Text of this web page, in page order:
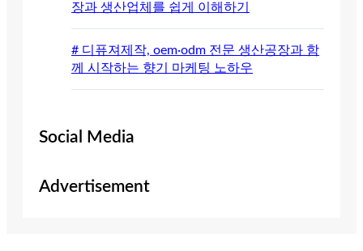
장과 생산업체를 쉽게 이해하기
# 디퓨져제작, oem·odm 전문 생산공장과 함
께 시작하는 향기 마케팅 노하우
Social Media
Advertisement